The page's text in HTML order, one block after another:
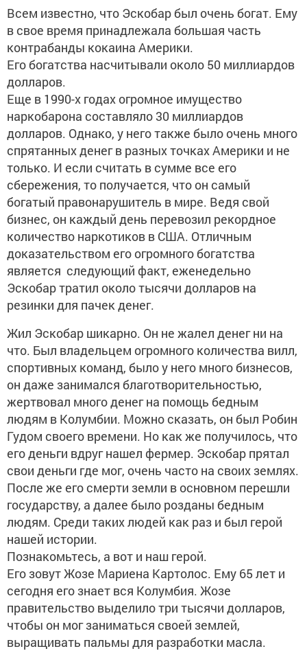
Всем известно, что Эскобар был очень богат. Ему
в свое время принадлежала большая часть
контрабанды кокаина Америки.
Его богатства насчитывали около 50 миллиардов
долларов.
Еще в 1990-х годах огромное имущество
наркобарона составляло 30 миллиардов
долларов. Однако, у него также было очень много
спрятанных денег в разных точках Америки и не
только. И если считать в сумме все его
сбережения, то получается, что он самый
богатый правонарушитель в мире. Ведя свой
бизнес, он каждый день перевозил рекордное
количество наркотиков в США. Отличным
доказательством его огромного богатства
является следующий факт, еженедельно
Эскобар тратил около тысячи долларов на
резинки для пачек денег.
Жил Эскобар шикарно. Он не жалел денег ни на
что. Был владельцем огромного количества вилл,
спортивных команд, было у него много бизнесов,
он даже занимался благотворительностью,
жертвовал много денег на помощь бедным
людям в Колумбии. Можно сказать, он был Робин
Гудом своего времени. Но как же получилось, что
его деньги вдруг нашел фермер. Эскобар прятал
свои деньги где мог, очень часто на своих землях.
После же его смерти земли в основном перешли
государству, а далее было розданы бедным
людям. Среди таких людей как раз и был герой
нашей истории.
Познакомьтесь, а вот и наш герой.
Его зовут Жозе Мариена Картолос. Ему 65 лет и
сегодня его знает вся Колумбия. Жозе
правительство выделило три тысячи долларов,
чтобы он мог заниматься своей землей,
выращивать пальмы для разработки масла.